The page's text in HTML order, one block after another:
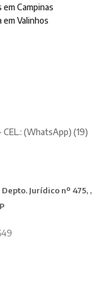
Campinas
Valinhos
CEL.: (WhatsApp) (19)
Jurídico nº 475, ,